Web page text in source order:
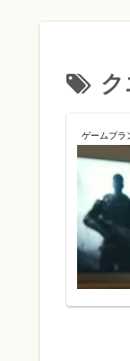
ゲームプラ